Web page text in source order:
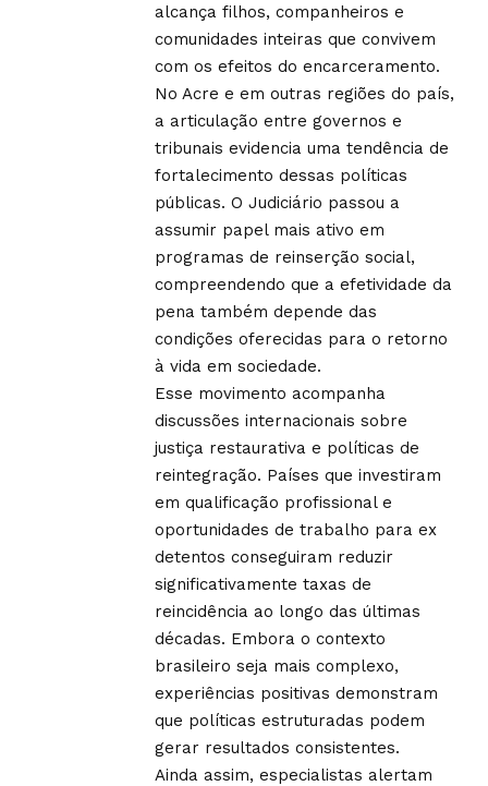
alcança filhos, companheiros e
comunidades inteiras que convivem
com os efeitos do encarceramento.
No Acre e em outras regiões do país,
a articulação entre governos e
tribunais evidencia uma tendência de
fortalecimento dessas políticas
públicas. O Judiciário passou a
assumir papel mais ativo em
programas de reinserção social,
compreendendo que a efetividade da
pena também depende das
condições oferecidas para o retorno
à vida em sociedade.
Esse movimento acompanha
discussões internacionais sobre
justiça restaurativa e políticas de
reintegração. Países que investiram
em qualificação profissional e
oportunidades de trabalho para ex
detentos conseguiram reduzir
significativamente taxas de
reincidência ao longo das últimas
décadas. Embora o contexto
brasileiro seja mais complexo,
experiências positivas demonstram
que políticas estruturadas podem
gerar resultados consistentes.
Ainda assim, especialistas alertam